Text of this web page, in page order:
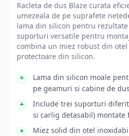
Racleta de dus Blaze curata
umezeala de pe suprafete
lama din silicon pentru
suporturi versatile pentru
combina un miez robust din
protectoare din silicon.
Lama din silicon moale
pe geamuri si cabine de dus
Include trei suporturi
si carlig detasabil)
Miez solid din otel